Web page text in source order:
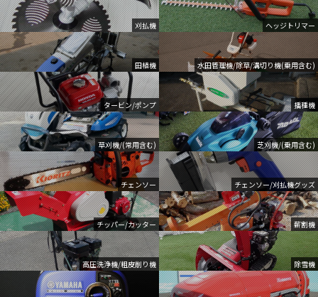
刈払機 ヘッジトリマー
田植機 水田管理機/除草/溝切り機(乗用含む)
タービン/ポンプ 播種機
草刈機/(常用含む) 芝刈機/(乗用含む)
チェンソー チェンソー/刈払機グッズ
チッパー/カッター 薪割機
高圧洗浄機/粗皮削り機 除雪機